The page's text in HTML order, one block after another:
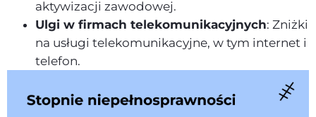
aktywizacji zawodowej.
Ulgi w firmach telekomunikacyjnych: Zniżki
na usługi telekomunikacyjne, w tym internet i
telefon.